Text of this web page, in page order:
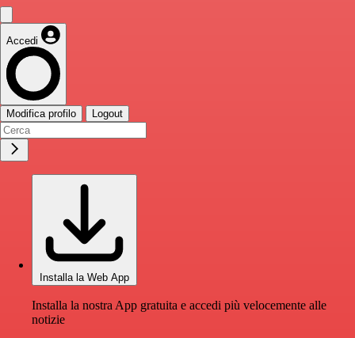
Accedi
Modifica profilo Logout
Installa la Web App
Installa la nostra App gratuita e accedi più velocemente alle
notizie